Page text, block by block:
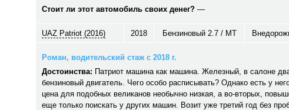
Стоит ли этот автомобиль своих денег? —
UAZ Patriot (2016) 2018 Бензиновый 2.7 / MT
Роман, водительский стаж с 2018 г.
Достоинства: Патриот машина как машина. Железный, в салоне
бензиновый двигатель. Чего особо расписывать? Однако есть у
цена для подобных великанов необычно низкая, а во-вторых,
еще только поискать у других машин. Возит уже третий год без